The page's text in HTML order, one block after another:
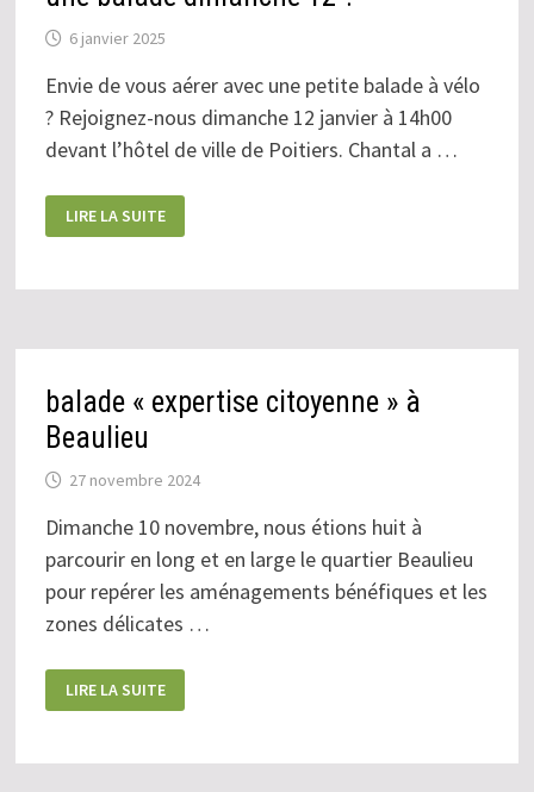
6 janvier 2025
Envie de vous aérer avec une petite balade à vélo
? Rejoignez-nous dimanche 12 janvier à 14h00
devant l’hôtel de ville de Poitiers. Chantal a …
BALADE
DIMANCHE
LIRE LA SUITE
balade « expertise citoyenne » à
Beaulieu
27 novembre 2024
Dimanche 10 novembre, nous étions huit à
parcourir en long et en large le quartier Beaulieu
pour repérer les aménagements bénéfiques et les
zones délicates …
«
EXPERTISE
À
LIRE LA SUITE